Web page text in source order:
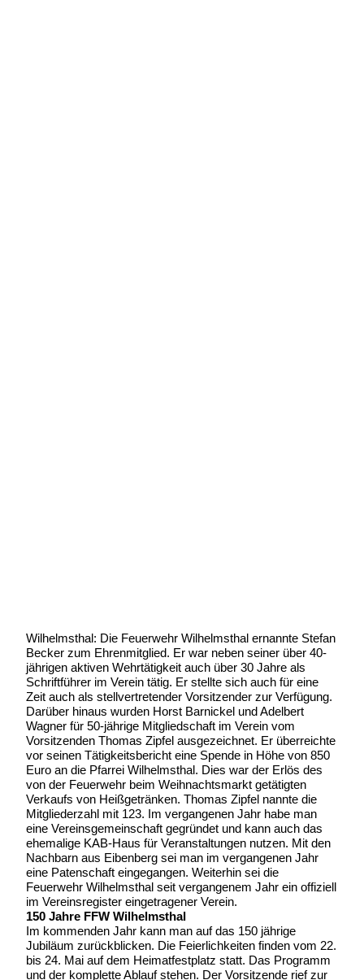
Wilhelmsthal: Die Feuerwehr Wilhelmsthal ernannte Stefan
Becker zum Ehrenmitglied. Er war neben seiner über 40-
jährigen aktiven Wehrtätigkeit auch über 30 Jahre als
Schriftführer im Verein tätig. Er stellte sich auch für eine
Zeit auch als stellvertretender Vorsitzender zur Verfügung.
Darüber hinaus wurden Horst Barnickel und Adelbert
Wagner für 50-jährige Mitgliedschaft im Verein vom
Vorsitzenden Thomas Zipfel ausgezeichnet. Er überreichte
vor seinen Tätigkeitsbericht eine Spende in Höhe von 850
Euro an die Pfarrei Wilhelmsthal. Dies war der Erlös des
von der Feuerwehr beim Weihnachtsmarkt getätigten
Verkaufs von Heißgetränken. Thomas Zipfel nannte die
Mitgliederzahl mit 123. Im vergangenen Jahr habe man
eine Vereinsgemeinschaft gegründet und kann auch das
ehemalige KAB-Haus für Veranstaltungen nutzen. Mit den
Nachbarn aus Eibenberg sei man im vergangenen Jahr
eine Patenschaft eingegangen. Weiterhin sei die
Feuerwehr Wilhelmsthal seit vergangenem Jahr ein offiziell
im Vereinsregister eingetragener Verein.
150 Jahre FFW Wilhelmsthal
Im kommenden Jahr kann man auf das 150 jährige
Jubiläum zurückblicken. Die Feierlichkeiten finden vom 22.
bis 24. Mai auf dem Heimatfestplatz statt. Das Programm
und der komplette Ablauf stehen. Der Vorsitzende rief zur